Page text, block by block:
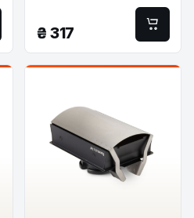
₴ 317